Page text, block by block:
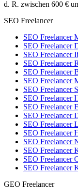
d. R. zwischen 600 €
SEO Freelancer
SEO Freelancer
SEO Freelancer
SEO Freelancer
SEO Freelancer
SEO Freelancer
SEO Freelancer
SEO Freelancer
SEO Freelancer
SEO Freelancer
SEO Freelancer
SEO Freelancer
SEO Freelancer
SEO Freelancer
SEO Freelancer
SEO Freelancer
SEO Freelancer
GEO Freelancer